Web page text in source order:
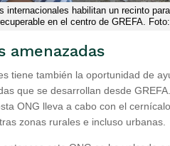
internacionales habilitan un recinto
en el centro de GREFA.
amenazadas
tiene también la oportunidad de
que se desarrollan desde
ONG lleva a cabo con el
zonas rurales e incluso urbanas.